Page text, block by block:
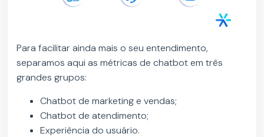
Para facilitar ainda mais o seu entendimento,
separamos aqui as métricas de chatbot em três
grandes grupos:
Chatbot de marketing e vendas;
Chatbot de atendimento;
Experiência do usuário.